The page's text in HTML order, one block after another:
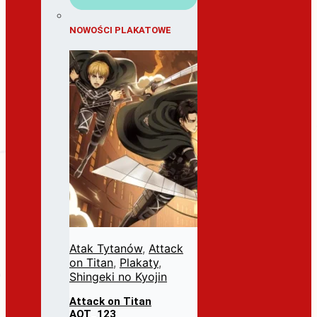
NOWOŚCI PLAKATOWE
Atak Tytanów, Attack
on Titan, Plakaty,
Shingeki no Kyojin
Attack on Titan
AOT_123